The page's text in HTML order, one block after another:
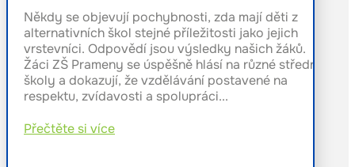
Někdy se objevují pochybnosti, zda mají děti z
alternativních škol stejné příležitosti jako jejich
vrstevníci. Odpovědí jsou výsledky našich žáků.
Žáci ZŠ Prameny se úspěšně hlásí na různé střední
školy a dokazují, že vzdělávání postavené na
respektu, zvídavosti a spolupráci...
Přečtěte si více